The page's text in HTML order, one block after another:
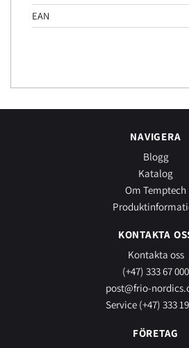
EAN
NAVIGERA
Blogg
Katalog
Om Temptech
KONTAKTA
Kontakta oss
(+47) 333 67 000
post@frio-
Service (+47) 333
FÖRETAG